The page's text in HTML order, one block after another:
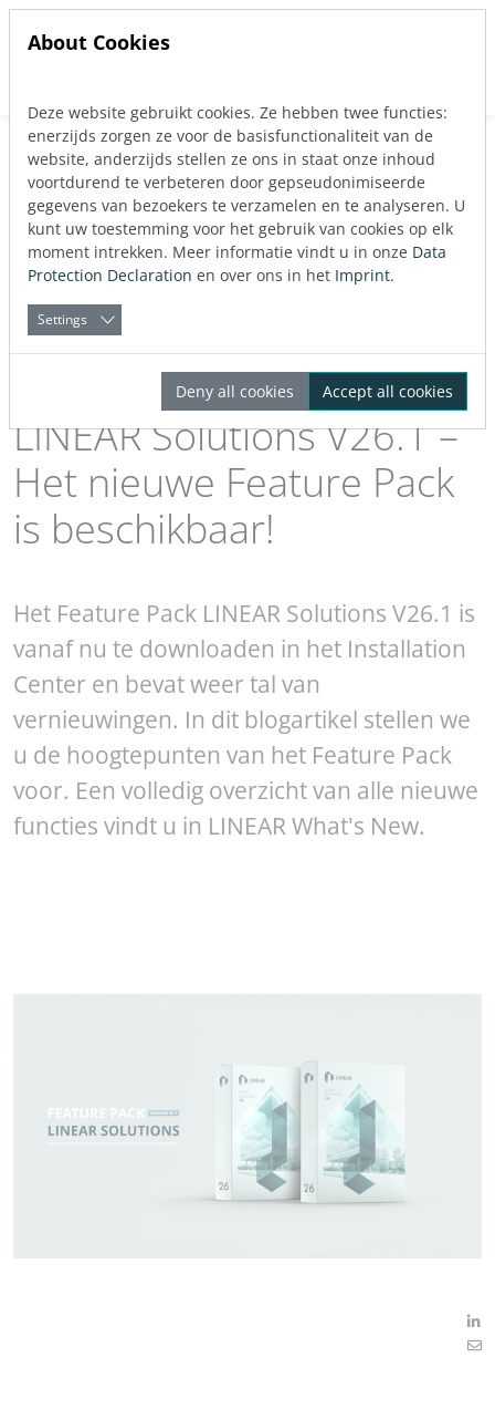
Jump directly to main navigation
Jump directly to content
Back to blog
Software
Published: 27.05.2026
LINEAR
LINEAR Solutions V26.1 –
Het nieuwe Feature Pack
is beschikbaar!
Het Feature Pack LINEAR Solutions V26.1 is
vanaf nu te downloaden in het Installation
Center en bevat weer tal van
vernieuwingen. In dit blogartikel stellen we
u de hoogtepunten van het Feature Pack
voor. Een volledig overzicht van alle nieuwe
functies vindt u in LINEAR What's New.
About Cookies
Deze website gebruikt cookies. Ze hebben twee functies:
enerzijds zorgen ze voor de basisfunctionaliteit van de
website, anderzijds stellen ze ons in staat onze inhoud
voortdurend te verbeteren door gepseudonimiseerde
gegevens van bezoekers te verzamelen en te analyseren. U
kunt uw toestemming voor het gebruik van cookies op elk
moment intrekken. Meer informatie vindt u in onze Data
Protection Declaration en over ons in het Imprint.
Settings
Deny all cookies Accept all cookies